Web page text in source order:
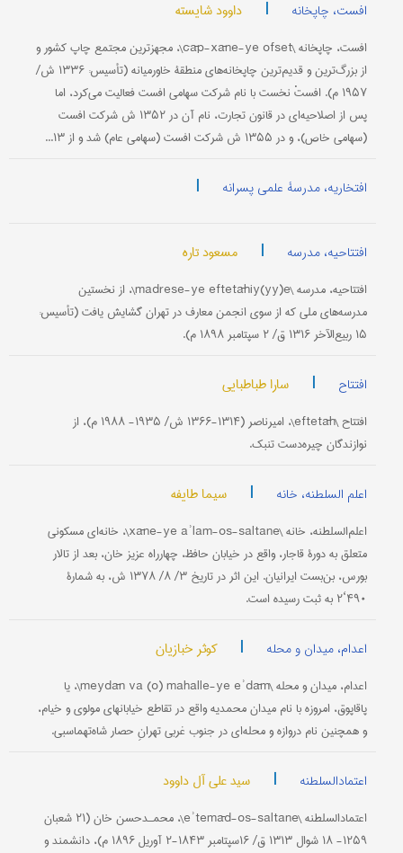
افست، چاپخانه | داوود شایسته
افست، چاپخانه \čāp-xāne-ye ofset\، مجهزترین مجتمع چاپ کشور و
از بزرگ‌ترین و قدیم‌ترین چاپخانه‌های منطقۀ خاورمیانه (تأسیس: ۱۳۳۶ ش/
۱۹۵۷ م). افستْ نخست با نام شرکت سهامی افست فعالیت می‌کرد، اما
پس ‌از اصلاحیه‌ای در قانون تجارت، نام آن در ۱۳۵۲ ش شرکت افست
(سهامی خاص)، و در ۱۳۵۵ ش شرکت افست (سهامی عام) شد و از ۱۳...
افتخاریه، مدرسۀ علمی پسرانه |
افتتاحیه، مدرسه | مسعود تاره
افتتاحیه، مدرسه \madrese-ye eftetāhiy(yy)e\، از نخستین
مدرسه‌های ملی که از سوی انجمن معارف در تهران گشایش یافت (تأسیس:
۱۵ ربیع‌الآخر ۱۳۱۶ ق/ ۲ سپتامبر ۱۸۹۸ م).
افتتاح | سارا طباطبایی
افتتاح \eftetāh\، امیرناصر (۱۳۱۴-۱۳۶۶ ش/ ۱۹۳۵- ۱۹۸۸ م)، از
نوازندگان چیره‌دست تنبک.
اعلم السلطنه، خانه | سیما طایفه
اعلم‌السلطنه، خانه \xāne-ye aʾlam-os-saltane\، خانه‌ای مسکونی
متعلق به دورۀ قاجار، واقع در خیابان حافظ، چهار‌راه عزیز خان، بعد از تالار
بورس، بن‌بست ایرانیان. این اثر در تاریخ ۳/ ۸/ ۱۳۷۸ ش، به شمارۀ
۴۹۰‘۲ به ثبت رسیده است.
اعدام، میدان و محله | کوثر خبازیان
اعدام، میدان و محله \meydān va (o) mahalle-ye eʾdām\، یا
پاقاپوق، امروزه با نام میدان محمدیه واقع در تقاطع خیابانهای مولوی و خیام،
و همچنین نام دروازه و محله‌ای در جنوب غربی تهرانِ حصار شاه‌تهماسبی.
اعتمادالسلطنه | سید علی آل داوود
اعتمادالسلطنه \eʾtemād-os-saltane\، محمـدحسن خان (۲۱ شعبان
۱۲۵۹- ۱۸ شوال ۱۳۱۳ ق/ ۱۶سپتامبر ۱۸۴۳-۲ آوریل ۱۸۹۶ م)، دانشمند و